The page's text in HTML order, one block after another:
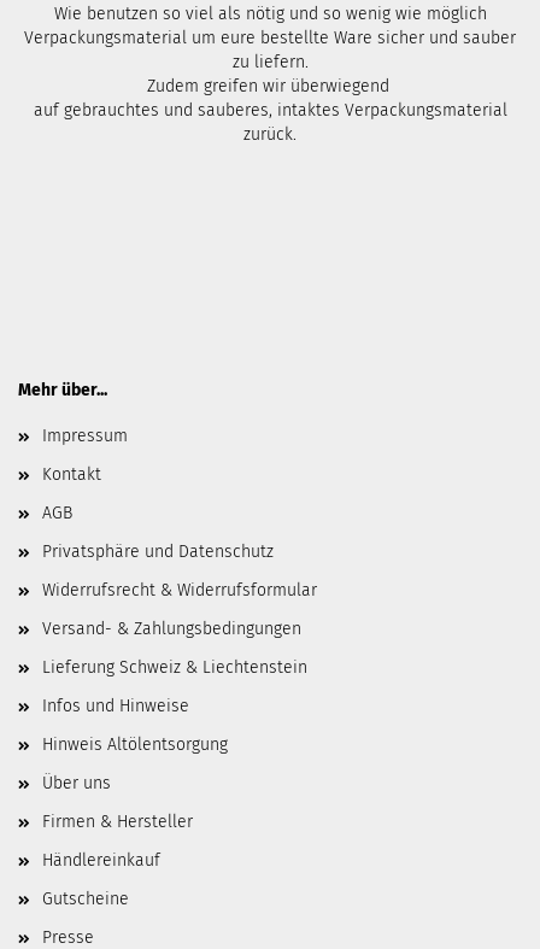
Wie benutzen so viel als nötig und so wenig wie möglich
Verpackungsmaterial um eure bestellte Ware sicher und sauber
zu liefern.
Zudem greifen wir überwiegend
auf gebrauchtes und sauberes, intaktes Verpackungsmaterial
zurück.
Mehr über...
Impressum
Kontakt
AGB
Privatsphäre und Datenschutz
Widerrufsrecht & Widerrufsformular
Versand- & Zahlungsbedingungen
Lieferung Schweiz & Liechtenstein
Infos und Hinweise
Hinweis Altölentsorgung
Über uns
Firmen & Hersteller
Händlereinkauf
Gutscheine
Presse